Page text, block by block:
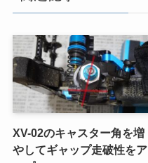
XV-02のキャスター角を増
やしてギャップ走破性をア